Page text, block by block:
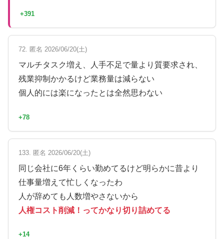
+391
72. 匿名 2026/06/20(土)
マルチタスク増え、人手不足で量より質要求され、
残業抑制かかるけど業務量は減らない
個人的には楽になったとは全然思わない
+78
133. 匿名 2026/06/20(土)
同じ会社に6年くらい勤めてるけど明らかに昔より
仕事量増えて忙しくなったわ
人が辞めても人数増やさないから
人権コスト削減！ってかなり切り詰めてる
+14